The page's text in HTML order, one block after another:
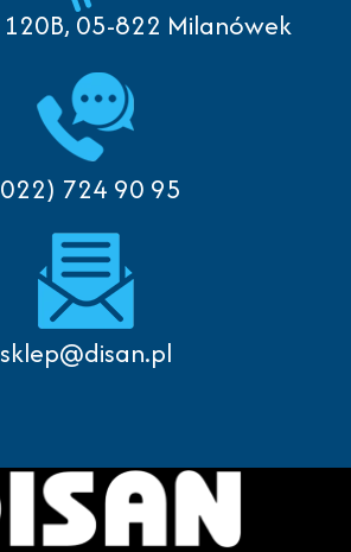
05-822 Milanówek
724 90 95
sklep@disan.pl